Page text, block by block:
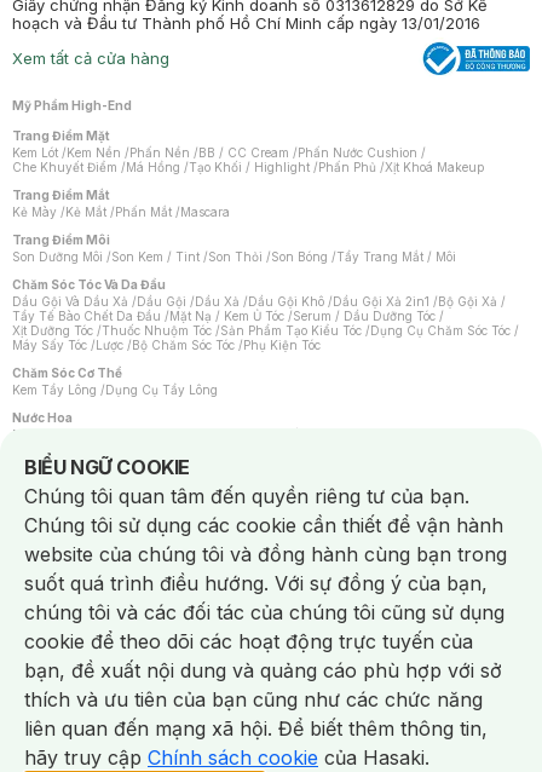
Giấy chứng nhận Đăng ký Kinh doanh số 0313612829 do Sở Kế
hoạch và Đầu tư Thành phố Hồ Chí Minh cấp ngày 13/01/2016
Xem tất cả cửa hàng
Mỹ Phẩm High-End
Trang Điểm Mặt
Kem Lót /Kem Nền /Phấn Nền /BB / CC Cream /Phấn Nước Cushion /
Che Khuyết Điểm /Má Hồng /Tạo Khối / Highlight /Phấn Phủ /Xịt Khoá Makeup
Trang Điểm Mắt
Kẻ Mày /Kẻ Mắt /Phấn Mắt /Mascara
Trang Điểm Môi
Son Dưỡng Môi /Son Kem / Tint /Son Thỏi /Son Bóng /Tẩy Trang Mắt / Môi
Chăm Sóc Tóc Và Da Đầu
Dầu Gội Và Dầu Xả /Dầu Gội /Dầu Xả /Dầu Gội Khô /Dầu Gội Xả 2in1 /Bộ Gội Xả /
Tẩy Tế Bào Chết Da Đầu /Mặt Nạ / Kem Ủ Tóc /Serum / Dầu Dưỡng Tóc /
Xịt Dưỡng Tóc /Thuốc Nhuộm Tóc /Sản Phẩm Tạo Kiểu Tóc /Dụng Cụ Chăm Sóc Tóc /
Máy Sấy Tóc /Lược /Bộ Chăm Sóc Tóc /Phụ Kiện Tóc
Chăm Sóc Cơ Thể
Kem Tẩy Lông /Dụng Cụ Tẩy Lông
Nước Hoa
Nước Hoa Nữ
Chăm Sóc Cá Nhân
Chống Muỗi /Khẩu Trang /Máy Massage/Mặt Nạ Xông Hơi /Nước Rửa Tay/
Sản Phẩm Chăm Sóc Khác /Bàn Chải Đánh Răng /Bàn Chải Điện/
Hỗ Trợ Trắng Răng/Kem Đánh Răng /Máy Tăm Nước/ Nước Súc Miệng/
Tăm / Chỉ Nha Khoa/ Xịt Thơm Miệng / Dung Dịch Vệ Sinh/Dưỡng Vùng Kín/
Khăn Ướt Vệ Sinh Vùng Kín/Băng Vệ Sinh/Tampon/Bọt Cạo Râu /Dao Cạo Râu/
Máy Cạo Râu
Vấn Đề Về Da
Da Dầu / Lỗ Chân Lông To/ Da Khô / Mất Nước/ Da Lão Hóa/ Da Mụn/
Da Nhạy Cảm / Kích Ứng
Da Xỉn Màu Thâm / Nám / Tàn Nhang
Quầng Thâm & Bọng Mắt /Sẹo /Viêm Da Cơ Địa
Dụng Cụ / Phụ Kiện Chăm Sóc Da
Bông Tẩy Trang
Khăn Lau Mặt Khô Dụng Cụ / Máy Rửa Mặt Máy Chăm Sóc Da
Dụng Cụ Chăm Sóc Khác
BIỂU NGỮ COOKIE
Notice about cookies usage
Chúng tôi quan tâm đến quyền riêng tư của bạn.
Chúng tôi sử dụng các cookie cần thiết để vận hành
website của chúng tôi và đồng hành cùng bạn trong
suốt quá trình điều hướng. Với sự đồng ý của bạn,
chúng tôi và các đối tác của chúng tôi cũng sử dụng
cookie để theo dõi các hoạt động trực tuyến của
bạn, đề xuất nội dung và quảng cáo phù hợp với sở
thích và ưu tiên của bạn cũng như các chức năng
liên quan đến mạng xã hội. Để biết thêm thông tin,
hãy truy cập Chính sách cookie của Hasaki.